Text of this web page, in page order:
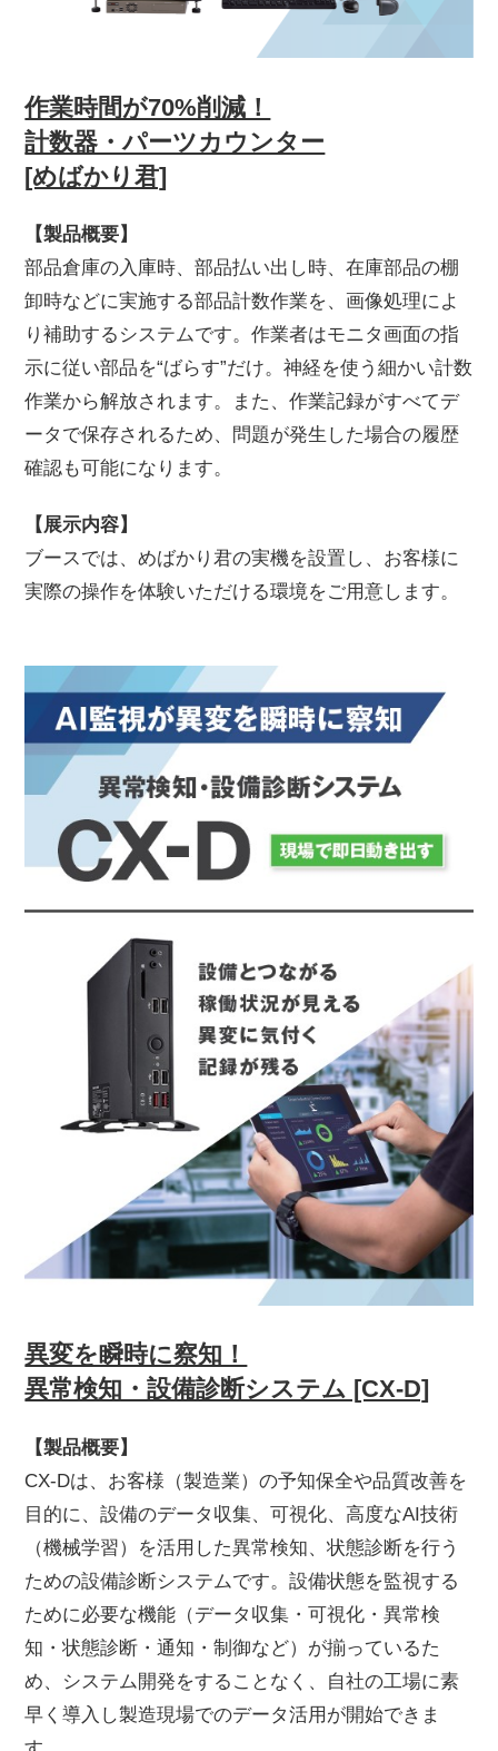
作業時間が70%削減！
計数器・パーツカウンター
[めばかり君]
【製品概要】
部品倉庫の入庫時、部品払い出し時、在庫部品の棚
卸時などに実施する部品計数作業を、画像処理によ
り補助するシステムです。作業者はモニタ画面の指
示に従い部品を“ばらす”だけ。神経を使う細かい計数
作業から解放されます。また、作業記録がすべてデ
ータで保存されるため、問題が発生した場合の履歴
確認も可能になります。
【展示内容】
ブースでは、めばかり君の実機を設置し、お客様に
実際の操作を体験いただける環境をご用意します。
異変を瞬時に察知！
異常検知・設備診断システム [CX-D]
【製品概要】
CX-Dは、お客様（製造業）の予知保全や品質改善を
目的に、設備のデータ収集、可視化、高度なAI技術
（機械学習）を活用した異常検知、状態診断を行う
ための設備診断システムです。設備状態を監視する
ために必要な機能（データ収集・可視化・異常検
知・状態診断・通知・制御など）が揃っているた
め、システム開発をすることなく、自社の工場に素
早く導入し製造現場でのデータ活用が開始できま